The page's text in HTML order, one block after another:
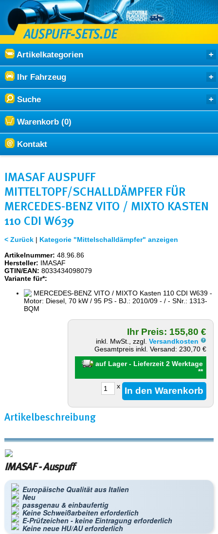
Artikelkategorien
Ihr Fahrzeug
Suche
Warenkorb (0)
Kontakt
IMASAF AUSPUFF
MITTELTOPF/SCHALLDÄMPFER FÜR
MERCEDES-BENZ VITO / MIXTO KASTEN
110 CDI W639
< Zurück| Kategorie "Mittelschalldämpfer" anzeigen
Artikelnummer: 48.96.86
Hersteller: IMASAF
GTIN/EAN: 8033434098079
Variante für*:
MERCEDES-BENZ VITO / MIXTO Kasten 110 CDI W639 -
Motor: Diesel, 70 kW / 95 PS - BJ.: 2010/09 - / - SNr.: 1313-
BQM
Ihr Preis: 155,80 €
inkl. MwSt., zzgl.Versandkosten
Gesamtpreis inkl. Versand: 230,70 €
auf Lager - Lieferzeit 2 Werktage
**
x
Artikelbeschreibung
IMASAF - Auspuff
Europäische Qualität aus Italien
Neu
passgenau & einbaufertig
Keine Schweißarbeiten erforderlich
E-Prüfzeichen - keine Eintragung erforderlich
Keine neue HU/AU erforderlich